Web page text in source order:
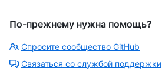
По-прежнему нужна помощь?
Спросите сообщество GitHub
Связаться со службой поддержки